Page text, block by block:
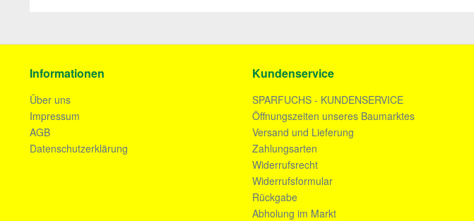
Informationen
Über uns
Impressum
AGB
Datenschutzerklärung
Kundenservice
SPARFUCHS - KUNDENSERVICE
Öffnungszeiten unseres Baumarktes
Versand und Lieferung
Zahlungsarten
Widerrufsrecht
Widerrufsformular
Rückgabe
Abholung im Markt